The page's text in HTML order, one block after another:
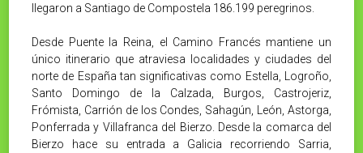
llegaron a Santiago de Compostela 186.199 peregrinos.
Desde Puente la Reina, el Camino Francés mantiene un
único itinerario que atraviesa localidades y ciudades del
norte de España tan significativas como Estella, Logroño,
Santo Domingo de la Calzada, Burgos, Castrojeriz,
Frómista, Carrión de los Condes, Sahagún, León, Astorga,
Ponferrada y Villafranca del Bierzo. Desde la comarca del
Bierzo hace su entrada a Galicia recorriendo Sarria,